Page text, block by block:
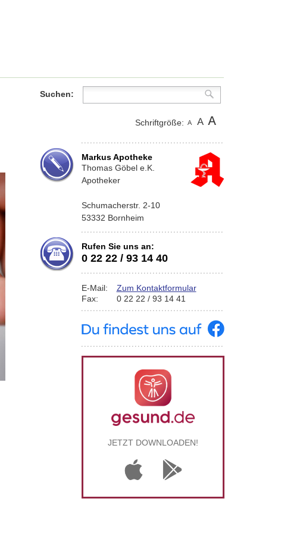
Suchen:
Schriftgröße:
Markus Apotheke
Thomas Göbel e.K.
Apotheker
Schumacherstr. 2-10
53332 Bornheim
Rufen Sie uns an:
0 22 22 / 93 14 40
E-Mail:
Zum Kontaktformular
Fax:
0 22 22 / 93 14 41
JETZT DOWNLOADEN!